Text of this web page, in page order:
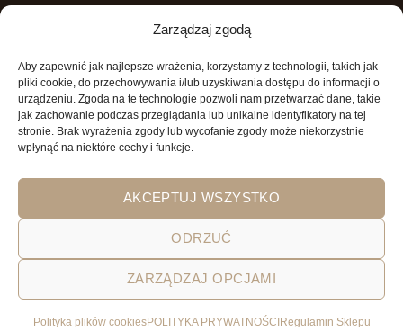
Zarządzaj zgodą
Aby zapewnić jak najlepsze wrażenia, korzystamy z technologii, takich jak
pliki cookie, do przechowywania i/lub uzyskiwania dostępu do informacji o
urządzeniu. Zgoda na te technologie pozwoli nam przetwarzać dane, takie
jak zachowanie podczas przeglądania lub unikalne identyfikatory na tej
stronie. Brak wyrażenia zgody lub wycofanie zgody może niekorzystnie
wpłynąć na niektóre cechy i funkcje.
AKCEPTUJ WSZYSTKO
ODRZUĆ
ZARZĄDZAJ OPCJAMI
Polityka plików cookiesPOLITYKA PRYWATNOŚCIRegulamin Sklepu
SZTUCZNE ROŚLINY DONICZKOWE
MINI OGRODY
MINI OGRÓD DLA DZIECI
POLITYKA PRYWATNOŚCI
REGULAMIN SKLEPU ON-LINE
DOSTAWA